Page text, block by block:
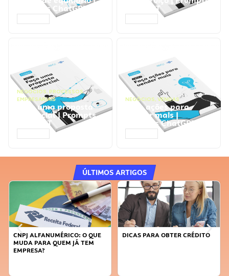
Prompts ChatGPT ChatGPT
NEGÓCIOS, PROCESSOS
EMPRESARIAIS
Faça uma proposta
comercial | Prompts
ChatGPT
NEGÓCIOS, VENDAS
Faça ações para
vender mais |
Prompts ChatGPT
ÚLTIMOS ARTIGOS
CNPJ ALFANUMÉRICO: O QUE
MUDA PARA QUEM JÁ TEM
EMPRESA?
DICAS PARA OBTER CRÉDITO